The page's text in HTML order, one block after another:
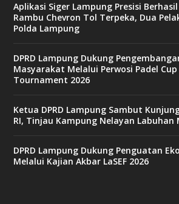
Aplikasi Siger Lampung Presisi
Rambu Chevron Tol Terpeka, Dua
Polda Lampung
DPRD Lampung Dukung
Masyarakat Melalui Perwosi Padel Cup
Tournament 2026
Ketua DPRD Lampung Sambut
RI, Tinjau Kampung Nelayan Labuhan
DPRD Lampung Dukung Penguatan
Melalui Kajian Akbar LaSEF 2026